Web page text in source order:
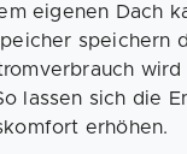
eigenen Dach
speichern
lassen sich die
erhöhen.